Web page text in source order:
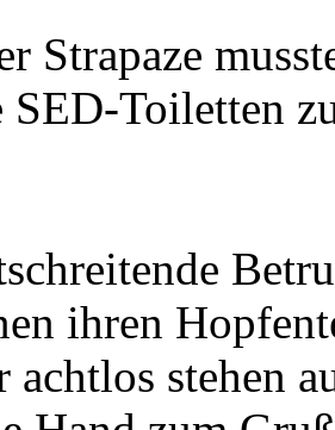
Strapaze
SED-Toiletten
ihren
achtlos stehen